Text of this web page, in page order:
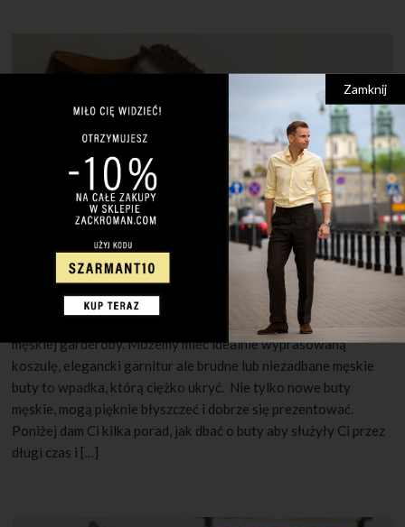
30 MAJA 2022 1 KOMENTARZ
Jak pielęgnować męskie buty?
Czyste i schludnie buty są niezwykle istotnym elementem
męskiej garderoby. Możemy mieć idealnie wyprasowaną
koszulę, elegancki garnitur ale brudne lub niezadbane męskie
buty to wpadka, którą ciężko ukryć. Nie tylko nowe buty
męskie, mogą pięknie błyszczeć i dobrze się prezentować.
Poniżej dam Ci kilka porad, jak dbać o buty aby służyły Ci przez
długi czas i […]
Zamknij